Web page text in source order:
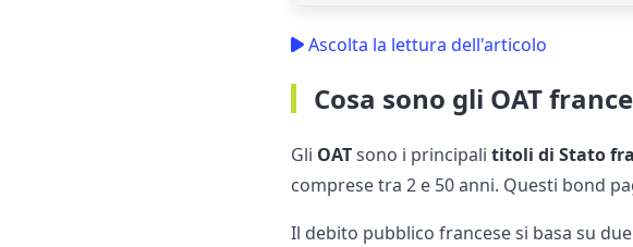
Ascolta la lettura dell'articolo
Cosa sono gli OAT
Gli OATsono i principalititoli di Stato
comprese tra 2 e 50 anni. Questi bond
Il debito pubblico francese si basa su